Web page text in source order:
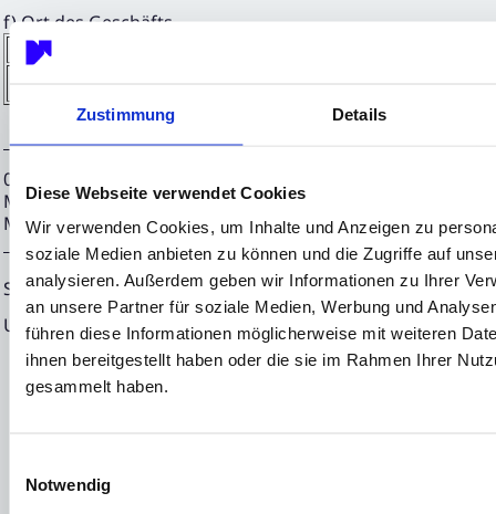
Zustimmung Details
Diese Webseite verwendet Cookies
Wir verwenden Cookies, um Inhalte und Anzeigen zu
soziale Medien anbieten zu können und die Zugriffe auf
analysieren. Außerdem geben wir Informationen zu Ihrer
an unsere Partner für soziale Medien, Werbung und
führen diese Informationen möglicherweise mit weiteren
ihnen bereitgestellt haben oder die sie im Rahmen Ihrer
gesammelt haben.
Notwendig
f) Ort des Geschäfts
Name:
07.07.2023 CET/CEST Die EQS Distributionsservices
Meldepflichten, Corporate News/Finanznachrichten und
Medienarchiv unter https://eqs-news.com
Sprache:
Deutsch
Unternehmen:
NEON EQUITY AG
Mörfelder Landstraße